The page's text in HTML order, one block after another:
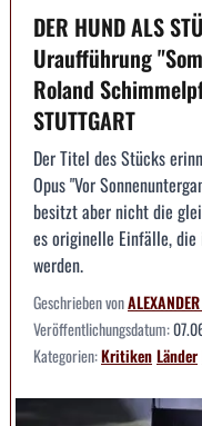
DER HUND ALS
Uraufführung
Roland
STUTTGART
Der Titel des Stücks
Opus "Vor
besitzt aber nicht die
es originelle Einfälle,
werden.
Geschrieben von
Veröffentlichungsdatum:
Kategorien:KritikenLänder